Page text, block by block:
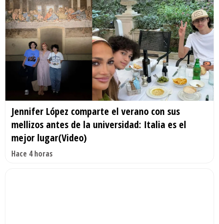
Jennifer López comparte el verano con sus
mellizos antes de la universidad: Italia es el
mejor lugar(Video)
Hace 4 horas